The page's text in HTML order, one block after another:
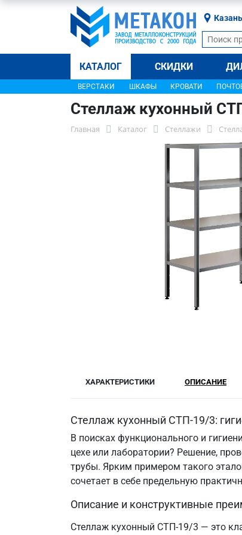
Казань
КАТАЛОГ СКИДКИ
ВЕРСТАКИ ШКАФЫ КРОВАТИ
Стеллаж кухонный
Главная Каталог Стеллажи
ХАРАКТЕРИСТИКИ ОПИСАНИЕ
Стеллаж кухонный СТП-19/3:
В поисках функционального и
цехе или лаборатории? Решение,
трубы. Ярким примером такого
сочетает в себе предельную
Описание и конструктивные
Стеллаж кухонный СТП-19/3 — это